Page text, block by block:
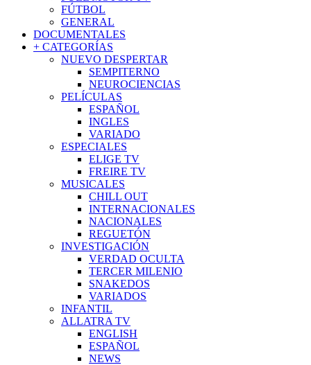
FÚTBOL
GENERAL
DOCUMENTALES
+ CATEGORÍAS
NUEVO DESPERTAR
SEMPITERNO
NEUROCIENCIAS
PELÍCULAS
ESPAÑOL
INGLES
VARIADO
ESPECIALES
ELIGE TV
FREIRE TV
MUSICALES
CHILL OUT
INTERNACIONALES
NACIONALES
REGUETÓN
INVESTIGACIÓN
VERDAD OCULTA
TERCER MILENIO
SNAKEDOS
VARIADOS
INFANTIL
ALLATRA TV
ENGLISH
ESPAÑOL
NEWS